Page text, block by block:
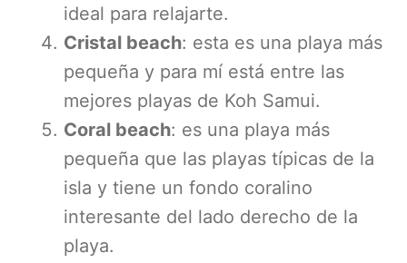
ideal para relajarte.
Cristal beach: esta es una playa más
pequeña y para mí está entre las
mejores playas de Koh Samui.
Coral beach: es una playa más
pequeña que las playas típicas de la
isla y tiene un fondo coralino
interesante del lado derecho de la
playa.